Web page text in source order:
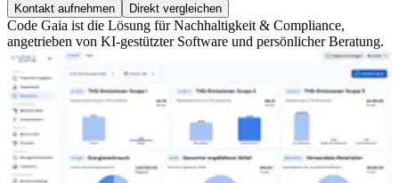
Kontakt aufnehmen Direkt vergleichen
Code Gaia ist die Lösung für Nachhaltigkeit & Compliance,
angetrieben von KI-gestützter Software und persönlicher Beratung.